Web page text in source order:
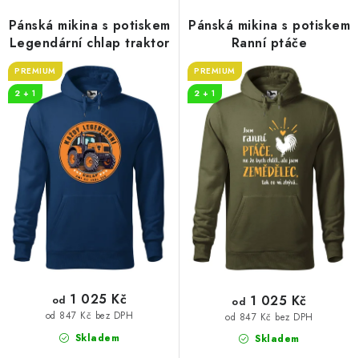
Pánská mikina s potiskem
Legendární chlap traktor
PREMIUM
2 + 1
Skladem
od 847 Kč bez DPH
od 1 025 Kč
Pánská mikina s potiskem
Ranní ptáče
PREMIUM
2 + 1
Skladem
od 847 Kč bez DPH
od 1 025 Kč